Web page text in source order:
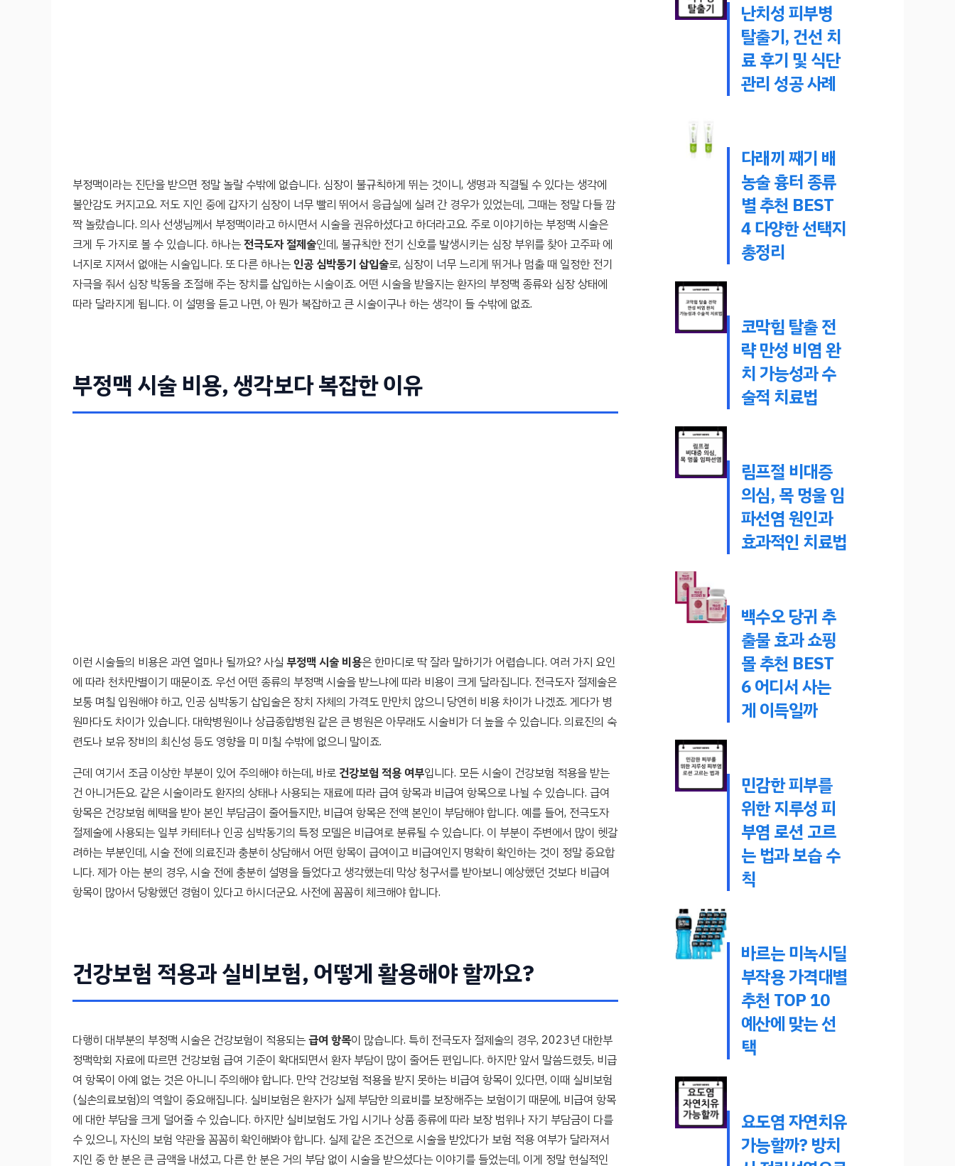
부정맥이라는 진단을 받으면 정말 놀랄 수밖에 없습니다. 심장이 불규칙하게 뛰는 것이니, 생명과 직결될 수 있다는 생각에
불안감도 커지고요. 저도 지인 중에 갑자기 심장이 너무 빨리 뛰어서 응급실에 실려 간 경우가 있었는데, 그때는 정말 다들 깜
짝 놀랐습니다. 의사 선생님께서 부정맥이라고 하시면서 시술을 권유하셨다고 하더라고요. 주로 이야기하는 부정맥 시술은
크게 두 가지로 볼 수 있습니다. 하나는전극도자 절제술인데, 불규칙한 전기 신호를 발생시키는 심장 부위를 찾아 고주파 에
너지로 지져서 없애는 시술입니다. 또 다른 하나는 인공 심박동기 삽입술로, 심장이 너무 느리게 뛰거나 멈출 때 일정한 전기
자극을 줘서 심장 박동을 조절해 주는 장치를 삽입하는 시술이죠. 어떤 시술을 받을지는 환자의 부정맥 종류와 심장 상태에
따라 달라지게 됩니다. 이 설명을 듣고 나면, 아 뭔가 복잡하고 큰 시술이구나 하는 생각이 들 수밖에 없죠.
부정맥 시술 비용, 생각보다 복잡한 이유
이런 시술들의 비용은 과연 얼마나 될까요? 사실 부정맥 시술 비용은 한마디로 딱 잘라 말하기가 어렵습니다. 여러 가지 요인
에 따라 천차만별이기 때문이죠. 우선 어떤 종류의 부정맥 시술을 받느냐에 따라 비용이 크게 달라집니다. 전극도자 절제술은
보통 며칠 입원해야 하고, 인공 심박동기 삽입술은 장치 자체의 가격도 만만치 않으니 당연히 비용 차이가 나겠죠. 게다가 병
원마다도 차이가 있습니다. 대학병원이나 상급종합병원 같은 큰 병원은 아무래도 시술비가 더 높을 수 있습니다. 의료진의 숙
련도나 보유 장비의 최신성 등도 영향을 미 미칠 수밖에 없으니 말이죠.
근데 여기서 조금 이상한 부분이 있어 주의해야 하는데, 바로 건강보험 적용 여부입니다. 모든 시술이 건강보험 적용을 받는
건 아니거든요. 같은 시술이라도 환자의 상태나 사용되는 재료에 따라 급여 항목과 비급여 항목으로 나뉠 수 있습니다. 급여
항목은 건강보험 혜택을 받아 본인 부담금이 줄어들지만, 비급여 항목은 전액 본인이 부담해야 합니다. 예를 들어, 전극도자
절제술에 사용되는 일부 카테터나 인공 심박동기의 특정 모델은 비급여로 분류될 수 있습니다. 이 부분이 주변에서 많이 헷갈
려하는 부분인데, 시술 전에 의료진과 충분히 상담해서 어떤 항목이 급여이고 비급여인지 명확히 확인하는 것이 정말 중요합
니다. 제가 아는 분의 경우, 시술 전에 충분히 설명을 들었다고 생각했는데 막상 청구서를 받아보니 예상했던 것보다 비급여
항목이 많아서 당황했던 경험이 있다고 하시더군요. 사전에 꼼꼼히 체크해야 합니다.
건강보험 적용과 실비보험, 어떻게 활용해야 할까요?
다행히 대부분의 부정맥 시술은 건강보험이 적용되는급여 항목이 많습니다. 특히 전극도자 절제술의 경우, 2023년 대한부
정맥학회 자료에 따르면 건강보험 급여 기준이 확대되면서 환자 부담이 많이 줄어든 편입니다. 하지만 앞서 말씀드렸듯, 비급
여 항목이 아예 없는 것은 아니니 주의해야 합니다. 만약 건강보험 적용을 받지 못하는 비급여 항목이 있다면, 이때 실비보험
(실손의료보험)의 역할이 중요해집니다. 실비보험은 환자가 실제 부담한 의료비를 보장해주는 보험이기 때문에, 비급여 항목
에 대한 부담을 크게 덜어줄 수 있습니다. 하지만 실비보험도 가입 시기나 상품 종류에 따라 보장 범위나 자기 부담금이 다를
수 있으니, 자신의 보험 약관을 꼼꼼히 확인해봐야 합니다. 실제 같은 조건으로 시술을 받았다가 보험 적용 여부가 달라져서
지인 중 한 분은 큰 금액을 내셨고, 다른 한 분은 거의 부담 없이 시술을 받으셨다는 이야기를 들었는데, 이게 정말 현실적인
난치성 피부병
탈출기, 건선 치
료 후기 및 식단
관리 성공 사례
다래끼 째기 배
농술 흉터 종류
별 추천 BEST
4 다양한 선택지
총정리
코막힘 탈출 전
략 만성 비염 완
치 가능성과 수
술적 치료법
림프절 비대증
의심, 목 멍울 임
파선염 원인과
효과적인 치료법
백수오 당귀 추
출물 효과 쇼핑
몰 추천 BEST
6 어디서 사는
게 이득일까
민감한 피부를
위한 지루성 피
부염 로션 고르
는 법과 보습 수
칙
바르는 미녹시딜
부작용 가격대별
추천 TOP 10
예산에 맞는 선
택
요도염 자연치유
가능할까? 방치